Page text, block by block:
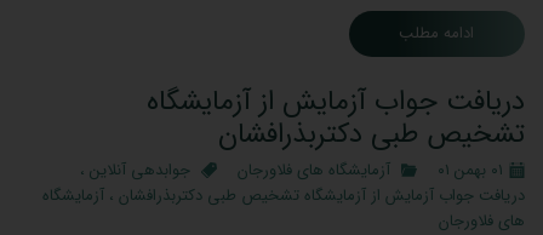
ادامه مطلب
دریافت جواب آزمایش از آزمایشگاه
تشخیص طبی دکتربذرافشان
۰۱ بهمن ۰۱ آزمایشگاه های فلاورجان جوابدهی آنلاین ،
دریافت جواب آزمایش از آزمایشگاه تشخیص طبی دکتربذرافشان ، آزمایشگاه
های فلاورجان